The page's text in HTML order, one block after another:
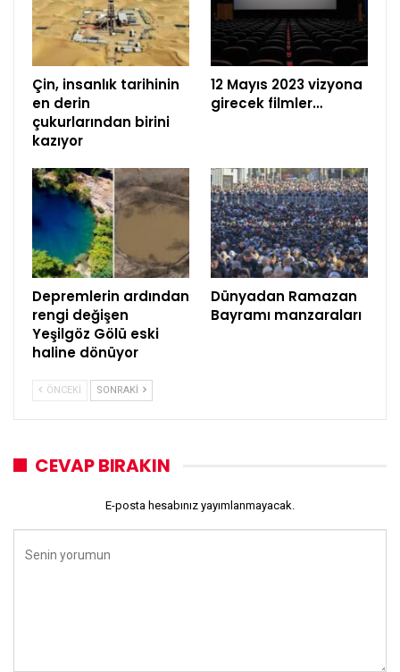
Çin, insanlık tarihinin
en derin
çukurlarından birini
kazıyor
12 Mayıs 2023 vizyona
girecek filmler…
Depremlerin ardından
rengi değişen
Yeşilgöz Gölü eski
haline dönüyor
Dünyadan Ramazan
Bayramı manzaraları
ÖNCEKI SONRAKI
CEVAP BIRAKIN
E-posta hesabınız yayımlanmayacak.